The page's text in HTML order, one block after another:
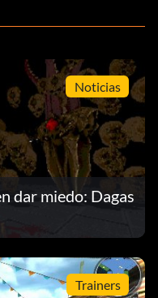
Noticias
dar miedo: Dagas
Trainers